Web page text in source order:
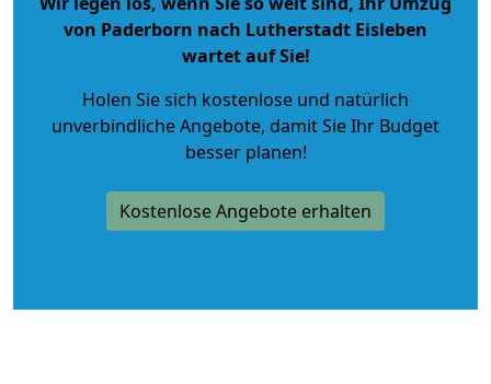
von Paderborn nach Lutherstadt Eisleben
wartet auf Sie!
Holen Sie sich kostenlose und natürlich
unverbindliche Angebote, damit Sie Ihr Budget
besser planen!
Kostenlose Angebote erhalten